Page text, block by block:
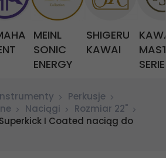
MEINL
SONIC
ENERGY
SHIGERU
KAWAI
Perkusje
Naciągi
Rozmiar 22"
I Coated naciąg do